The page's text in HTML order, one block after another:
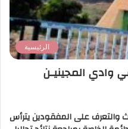
الرئيسية
وادي المجينيـن
والتعرف على المفقودين يترأس